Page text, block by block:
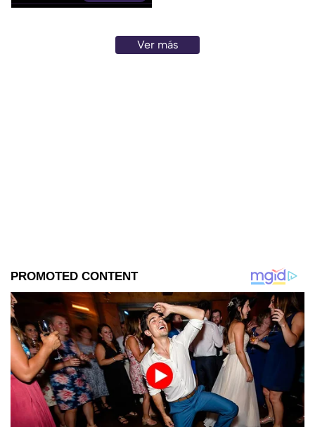
no cruzar ciertos límites. ¿Qué
lugares están prohibidos y
Ver más